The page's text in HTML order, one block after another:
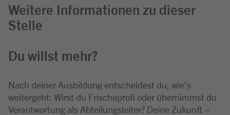
Weitere Informationen zu dieser
Stelle
Du willst mehr?
Nach deiner Ausbildung entscheidest du, wie’s
weitergeht: Wirst du Frischeprofi oder übernimmst du
Verantwortung als Abteilungsleiter? Deine Zukunft –